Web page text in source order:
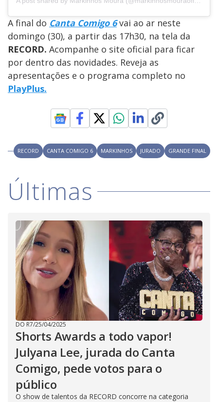
A final do Canta Comigo 6vai ao ar neste
domingo (30), a partir das 17h30, na tela da
RECORD. Acompanhe o site oficial para ficar
por dentro das novidades. Reveja as
apresentações e o programa completo no
PlayPlus.
RECORD CANTA COMIGO 6 MARKINHOS JURADO GRANDE FINAL
Últimas
DO R7/25/04/2025
Shorts Awards a todo vapor!
Julyana Lee, jurada do Canta
Comigo, pede votos para o
público
O show de talentos da RECORD concorre na categoria